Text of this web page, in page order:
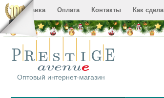
Доставка Оплата Контакты Как
Оптовый интернет-магазин